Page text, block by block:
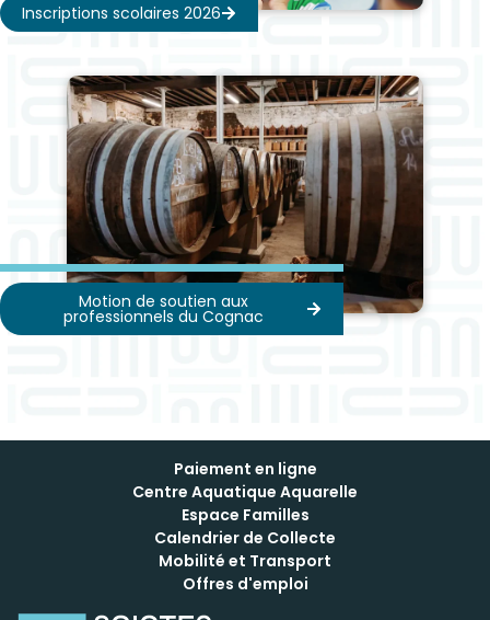
Inscriptions scolaires 2026
Motion de soutien aux
professionnels du Cognac
Paiement en ligne
Centre Aquatique Aquarelle
Espace Familles
Calendrier de Collecte
Mobilité et Transport
Offres d'emploi